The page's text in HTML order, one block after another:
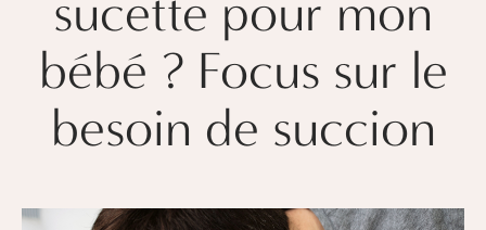
bébé ? Focus sur le
besoin de succion